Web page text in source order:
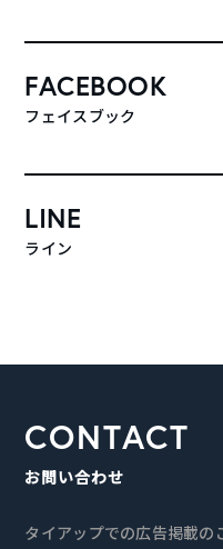
FACEBOOK
フェイスブック
LINE
ライン
CONTACT
お問い合わせ
タイアップでの広告掲載の